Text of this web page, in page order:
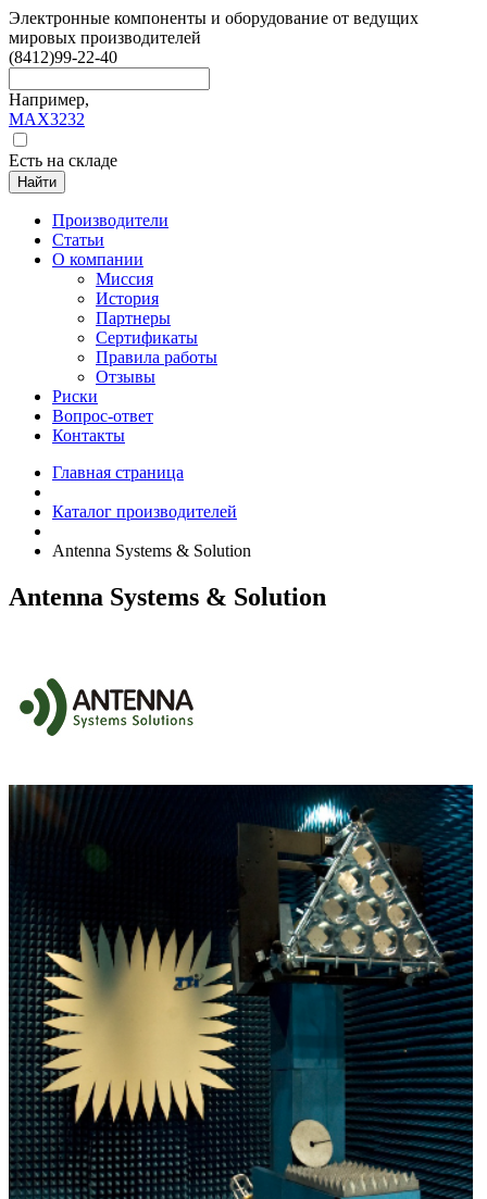
Электронные компоненты и оборудование от ведущих
мировых производителей
(8412)99-22-40
Например,
MAX3232
Есть на складе
Найти
Производители
Статьи
О компании
Миссия
История
Партнеры
Сертификаты
Правила работы
Отзывы
Риски
Вопрос-ответ
Контакты
Главная страница
Каталог производителей
Antenna Systems & Solution
Antenna Systems & Solution